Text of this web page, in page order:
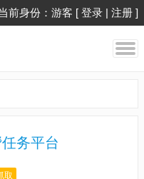
前身份：游客 [ 登录 | 注册 ]
务平台
取